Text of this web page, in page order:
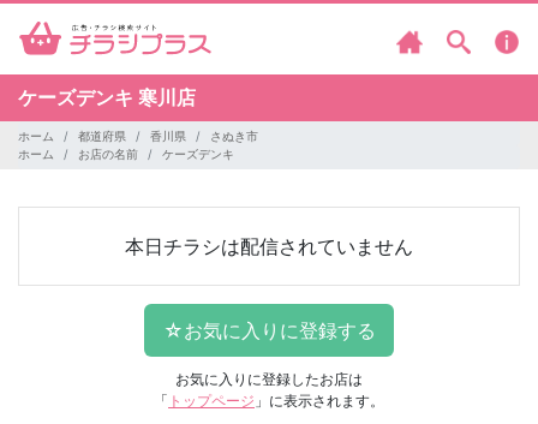
ケーズデンキ 寒川店
ホーム 都道府県 香川県
さぬき市
ホーム
お店の名前 ケーズデンキ
本日チラシは配信されていません
お気に入りに登録したお店は
「 トップページ 」に表示されます。